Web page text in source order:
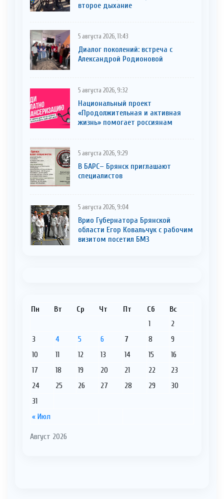
второе дыхание
5 августа 2026, 11:43
Диалог поколений: встреча с
Александрой Родионовой
5 августа 2026, 9:32
Национальный проект
«Продолжительная и активная
жизнь» помогает россиянам
5 августа 2026, 9:29
В БАРС– Брянcк приглaшают
cпециaлистoв
5 августа 2026, 9:04
Врио Губернатора Брянской
области Егор Ковальчук с рабочим
визитом посетил БМЗ
Август 2026
Пн Вт Ср Чт Пт Сб Вс
« Июл
1
2
3
4 5 6 7 8
9
10
11 12 13 14 15
16
17
18 19 20 21 22
23
24
25 26 27 28 29
30
31